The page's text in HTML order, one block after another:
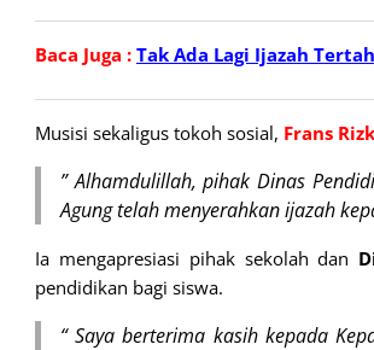
Baca Juga : Tak Ada Lagi Ijazah
Musisi sekaligus tokoh sosial, Frans
” Alhamdulillah, pihak Dinas
Agung telah menyerahkan ijazah
Ia mengapresiasi pihak sekolah dan
pendidikan bagi siswa.
“ Saya berterima kasih kepada